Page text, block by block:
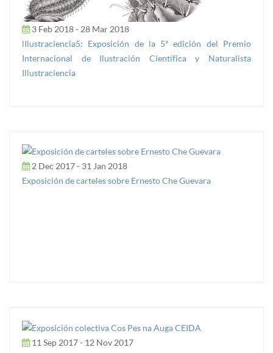
3 Feb 2018 - 28 Mar 2018
lIlustraciencia5: Exposición de la 5ª edición del Premio
Internacional de Ilustración Científica y Naturalista
Illustraciencia
2 Dec 2017 - 31 Jan 2018
Exposición de carteles sobre Ernesto Che Guevara
11 Sep 2017 - 12 Nov 2017